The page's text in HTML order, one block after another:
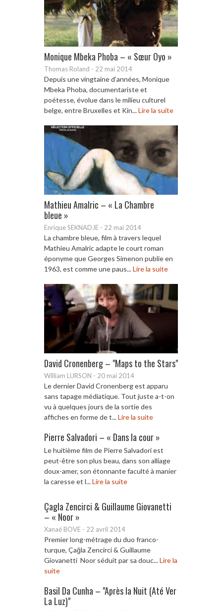
Monique Mbeka Phoba – « Sœur Oyo »
Thomas Roland - 22 mai 2014
Depuis une vingtaine d’années, Monique
Mbeka Phoba, documentariste et
poétesse, évolue dans le milieu culturel
belge, entre Bruxelles et Kin...Lire la suite
Mathieu Amalric – « La Chambre
bleue »
Enrique SEKNADJE - 22 mai 2014
La chambre bleue, film à travers lequel
Mathieu Amalric adapte le court roman
éponyme que Georges Simenon publie en
1963, est comme une paus...Lire la suite
David Cronenberg – "Maps to the Stars"
William LURSON - 20 mai 2014
Le dernier David Cronenberg est apparu
sans tapage médiatique. Tout juste a-t-on
vu à quelques jours de la sortie des
affiches en forme de t...Lire la suite
Pierre Salvadori – « Dans la cour »
Le huitième film de Pierre Salvadori est
peut-être son plus beau, dans son alliage
doux-amer, son étonnante faculté à manier
la caresse et l...Lire la suite
Çagla Zencirci & Guillaume Giovanetti
– « Noor »
Xanaé BOVE - 22 avril 2014
Premier long-métrage du duo franco-
turque, Çağla Zencirci & Guillaume
Giovanetti Noor séduit par sa douc...Lire la
suite
Basil Da Cunha – "Après la Nuit (Até Ver
La Luz)"